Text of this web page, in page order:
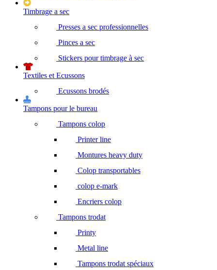
Timbrage a sec
Presses a sec professionnelles
Pinces a sec
Stickers pour timbrage à sec
Textiles et Ecussons
Ecussons brodés
Tampons pour le bureau
Tampons colop
Printer line
Montures heavy duty
Colop transportables
colop e-mark
Encriers colop
Tampons trodat
Printy
Metal line
Tampons trodat spéciaux